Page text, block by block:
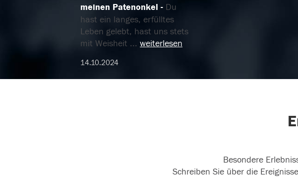
meinen Patenonkel
Du
hast ein langes, erfülltes
Leben gelebt, hast uns stets
mit Weisheit ... weiterlesen
14.10.2024
Besondere
Schreiben Sie über die